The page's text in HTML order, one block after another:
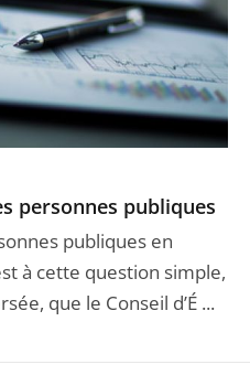
personnes publiques
publiques en
à cette question simple,
que le Conseil d’É ...